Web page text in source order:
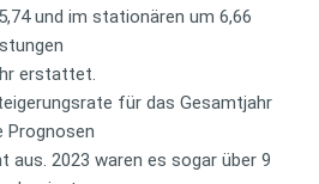
und im stationären um 6,66
erstattet.
für das Gesamtjahr
Prognosen
aus. 2023 waren es sogar über 9